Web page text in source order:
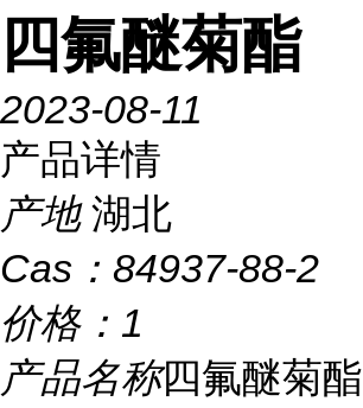
四氟醚菊酯
2023-08-11
产品详情
产地 湖北
Cas： 84937-88-2
价格： 1
产品名称四氟醚菊酯